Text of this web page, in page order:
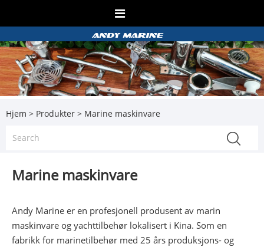
Hjem > Produkter > Marine maskinvare
Marine maskinvare
Andy Marine er en profesjonell produsent av marin
maskinvare og yachttilbehør lokalisert i Kina. Som en
fabrikk for marinetilbehør med 25 års produksjons- og